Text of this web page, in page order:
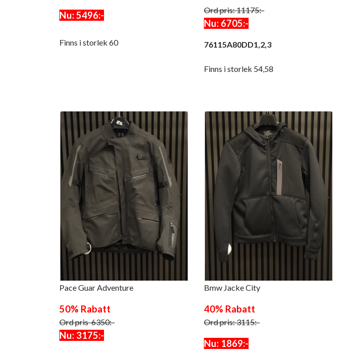
Nu: 5496:-
Finns i storlek 60
Ord pris: 11175:-
Nu: 6705:-
76115A80DD1,2,3
Finns i storlek 54,58
Pace Guar Adventure
50% Rabatt
Ord pris 6350:-
Nu: 3175:-
Bmw Jacke City
40% Rabatt
Ord pris: 3115:-
Nu: 1869:-